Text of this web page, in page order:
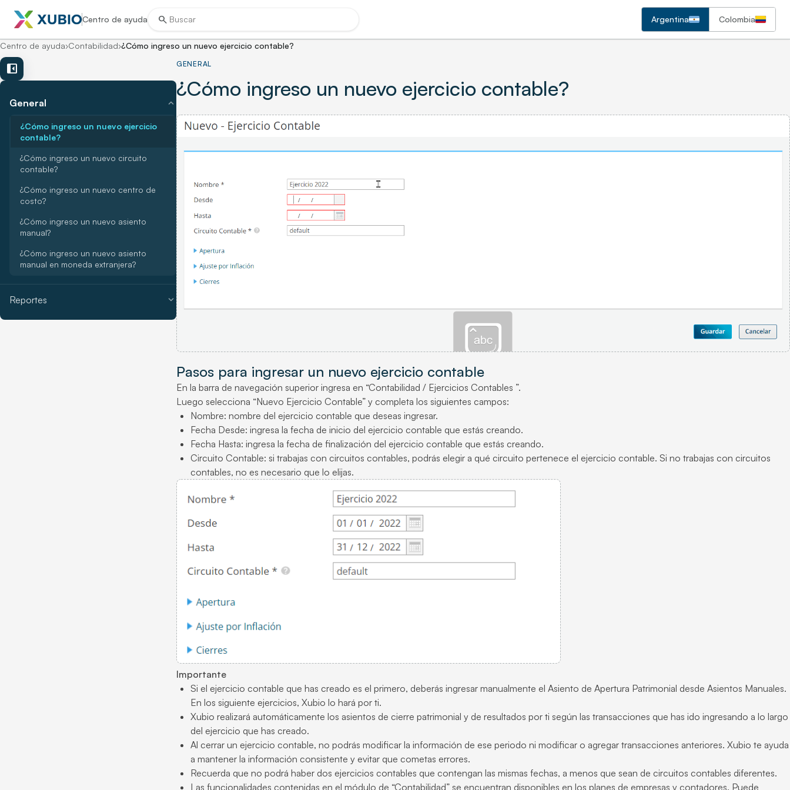
Centro de ayuda search Argentina Colombia
Centro de ayuda›Contabilidad›¿Cómo ingreso un nuevo ejercicio contable?
left_panel_close
General expand_more
¿Cómo ingreso un nuevo ejercicio
contable?
¿Cómo ingreso un nuevo circuito
contable?
¿Cómo ingreso un nuevo centro de
costo?
¿Cómo ingreso un nuevo asiento
manual?
¿Cómo ingreso un nuevo asiento
manual en moneda extranjera?
Reportes expand_more
GENERAL
¿Cómo ingreso un nuevo ejercicio contable?
Pasos para ingresar un nuevo ejercicio contable
En la barra de navegación superior ingresa en “Contabilidad / Ejercicios Contables ”.
Luego selecciona “Nuevo Ejercicio Contable” y completa los siguientes campos:
Nombre: nombre del ejercicio contable que deseas ingresar.
Fecha Desde: ingresa la fecha de inicio del ejercicio contable que estás creando.
Fecha Hasta: ingresa la fecha de finalización del ejercicio contable que estás creando.
Circuito Contable: si trabajas con circuitos contables, podrás elegir a qué circuito pertenece el ejercicio contable. Si no trabajas con circuitos
contables, no es necesario que lo elijas.
Importante
Si el ejercicio contable que has creado es el primero, deberás ingresar manualmente el Asiento de Apertura Patrimonial desde Asientos Manuales.
En los siguiente ejercicios, Xubio lo hará por ti.
Xubio realizará automáticamente los asientos de cierre patrimonial y de resultados por ti según las transacciones que has ido ingresando a lo largo
del ejercicio que has creado.
Al cerrar un ejercicio contable, no podrás modificar la información de ese periodo ni modificar o agregar transacciones anteriores. Xubio te ayuda
a mantener la información consistente y evitar que cometas errores.
Recuerda que no podrá haber dos ejercicios contables que contengan las mismas fechas, a menos que sean de circuitos contables diferentes.
Las funcionalidades contenidas en el módulo de “Contabilidad” se encuentran disponibles en los planes de empresas y contadores. Puede